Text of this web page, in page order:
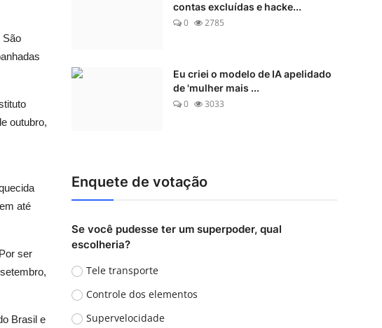
São
outubro,
até
ser
Brasil e
contas excluídas e hacke...
0
2785
Eu criei o modelo de IA apelidado
de 'mulher mais ...
0
3033
Enquete de votação
Se você pudesse ter um superpoder, qual
escolheria?
Tele transporte
Controle dos elementos
Supervelocidade